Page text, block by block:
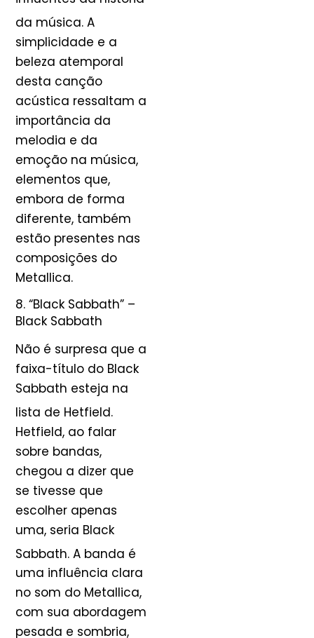
da música. A
simplicidade e a
beleza atemporal
desta canção
acústica ressaltam a
importância da
melodia e da
emoção na música,
elementos que,
embora de forma
diferente, também
estão presentes nas
composições do
Metallica.
8. “Black Sabbath” –
Black Sabbath
Não é surpresa que a
faixa-título do Black
Sabbath esteja na
lista de Hetfield.
Hetfield, ao falar
sobre bandas,
chegou a dizer que
se tivesse que
escolher apenas
uma, seria Black
Sabbath. A banda é
uma influência clara
no som do Metallica,
com sua abordagem
pesada e sombria,